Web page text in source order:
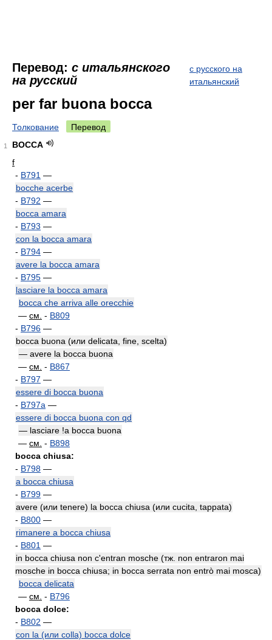
Перевод: с итальянского
на русский
с русского на
итальянский
per far buona bocca
Толкование Перевод
1
BOCCA
f
- B791 —
bocche acerbe
- B792 —
bocca amara
- B793 —
con la bocca amara
- B794 —
avere la bocca amara
- B795 —
lasciare la bocca amara
bocca che arriva alle orecchie
— см. - B809
- B796 —
bocca buona (или delicata, fine, scelta)
— avere la bocca buona
— см. - B867
- B797 —
essere di bocca buona
- B797a —
essere di bocca buona con qd
— lasciare !а bocca buona
— см. - B898
bocca chiusa:
- B798 —
a bocca chiusa
- B799 —
avere (или tenere) la bocca chiusa (или cucita, tappata)
- B800 —
rimanere a bocca chiusa
- B801 —
in bocca chiusa non c'entran mosche (тж. non entraron mai
mosche in bocca chiusa; in bocca serrata non entrò mai mosca)
bocca delicata
— см. - B796
bocca dolce:
- B802 —
con la (или colla) bocca dolce